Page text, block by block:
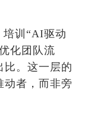
培训“AI驱动
化团队流
。这一层的
者，而非旁